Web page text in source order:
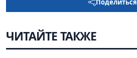
Поделиться
ЧИТАЙТЕ ТАКЖЕ